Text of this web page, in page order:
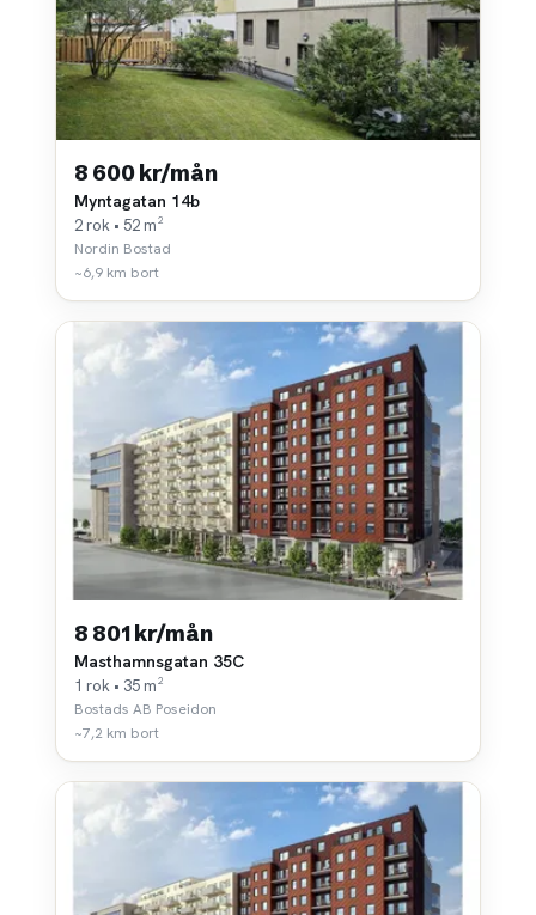
8 600 kr/mån
Myntagatan 14b
2 rok • 52 m²
Nordin Bostad
~6,9 km bort
8 801 kr/mån
Masthamnsgatan 35C
1 rok • 35 m²
Bostads AB Poseidon
~7,2 km bort